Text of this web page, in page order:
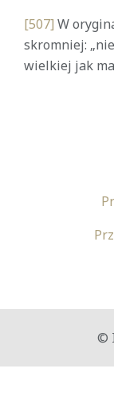
[507] W
skromniej:
wielkiej jak
©